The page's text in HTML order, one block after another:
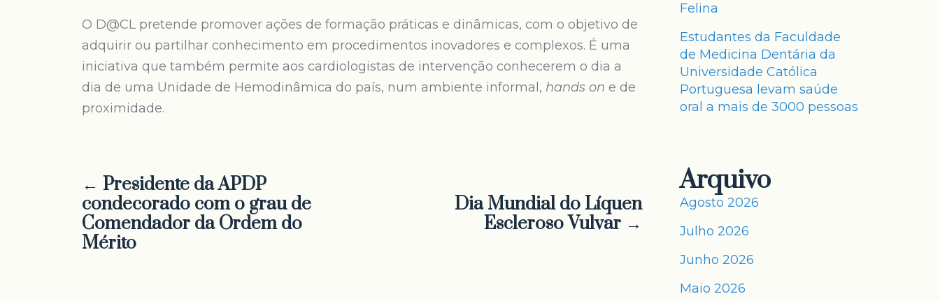
O D@CL pretende promover ações de formação práticas e dinâmicas, com o objetivo de
adquirir ou partilhar conhecimento em procedimentos inovadores e complexos. É uma
iniciativa que também permite aos cardiologistas de intervenção conhecerem o dia a
dia de uma Unidade de Hemodinâmica do país, num ambiente informal, hands on e de
proximidade.
← Presidente da APDP
condecorado com o grau de
Comendador da Ordem do
Mérito
Dia Mundial do Líquen
Escleroso Vulvar →
Felina
Estudantes da Faculdade
de Medicina Dentária da
Universidade Católica
Portuguesa levam saúde
oral a mais de 3000 pessoas
Arquivo
Agosto 2026
Julho 2026
Junho 2026
Maio 2026